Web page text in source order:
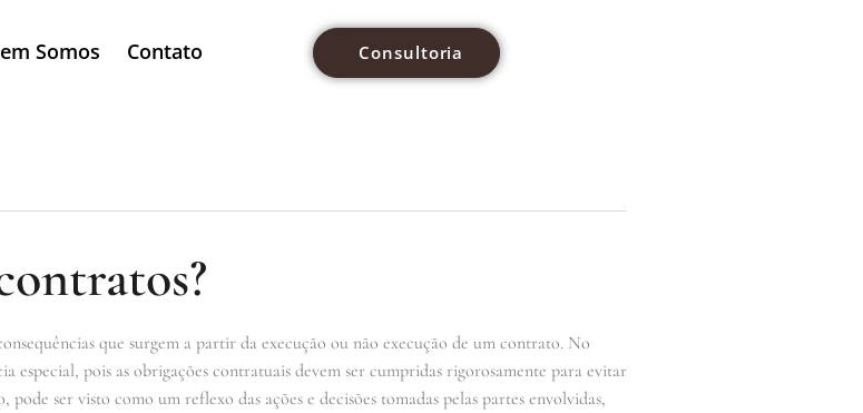
Somos Contato Consultoria
que surgem a partir da execução ou não execução de um contrato. No
especial, pois as obrigações contratuais devem ser cumpridas rigorosamente para evitar
pode ser visto como um reflexo das ações e decisões tomadas pelas partes envolvidas,